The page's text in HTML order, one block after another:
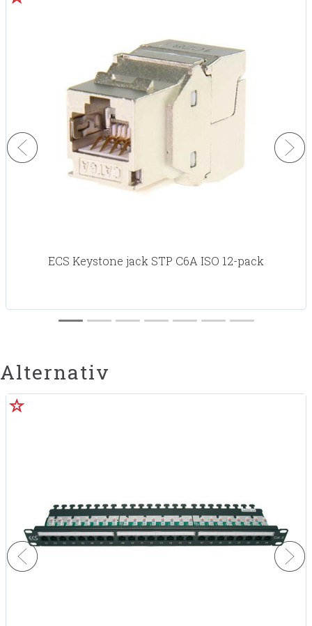
ECS Keystone jack STP C6A ISO 12-pack
Alternativ